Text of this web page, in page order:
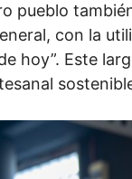
pueblo
con la
hoy”. Este